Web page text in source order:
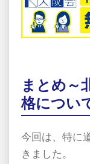
まとめ～
格につい
今回は、特に
きました。